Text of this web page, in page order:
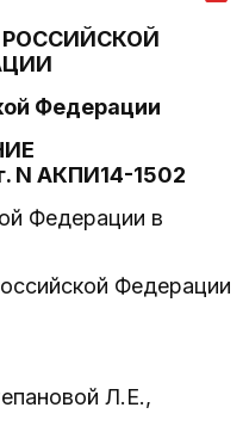
Федерации
N АКПИ14-1502
Федерации в
Федерации
Л.Е.,